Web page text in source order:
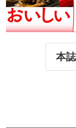
本